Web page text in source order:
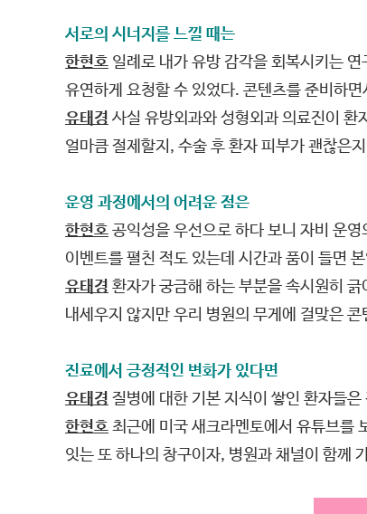
서로의 시너지를 느낄 때는
한현호 일례로 내가 유방 감각을 회복시키는
유연하게 요청할 수 있었다. 콘텐츠를 준비하
유태경 사실 유방외과와 성형외과 의료진이 환
얼마큼 절제할지, 수술 후 환자 피부가 괜찮은
운영 과정에서의 어려운 점은
한현호 공익성을 우선으로 하다 보니 자비 운
이벤트를 펼친 적도 있는데 시간과 품이 들면
유태경 환자가 궁금해 하는 부분을 속시원히
내세우지 않지만 우리 병원의 무게에 걸맞은
진료에서 긍정적인 변화가 있다면
유태경 질병에 대한 기본 지식이 쌓인 환자들
한현호 최근에 미국 새크라멘토에서 유튜브를
잇는 또 하나의 창구이자, 병원과 채널이 함께